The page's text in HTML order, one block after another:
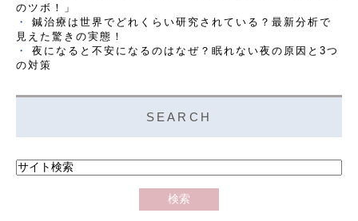
のツボ！」
鍼治療は世界でどれくらい研究されている？最新分析で
見えた驚きの実態！
夜になると不安になるのはなぜ？眠れない夜の原因と3つ
の対策
SEARCH